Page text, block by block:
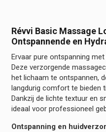
Révvi Basic Massage
Ontspannende en
Ervaar pure ontspanning
Deze verzorgende
het lichaam te ontspannen,
langdurig comfort te bieden
Dankzij de lichte textuur en
ideaal voor professioneel
Ontspanning en